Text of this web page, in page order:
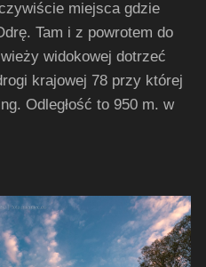
miejsca gdzie
Tam i z powrotem do
widokowej dotrzeć
krajowej 78 przy której
Odległość to 950 m. w